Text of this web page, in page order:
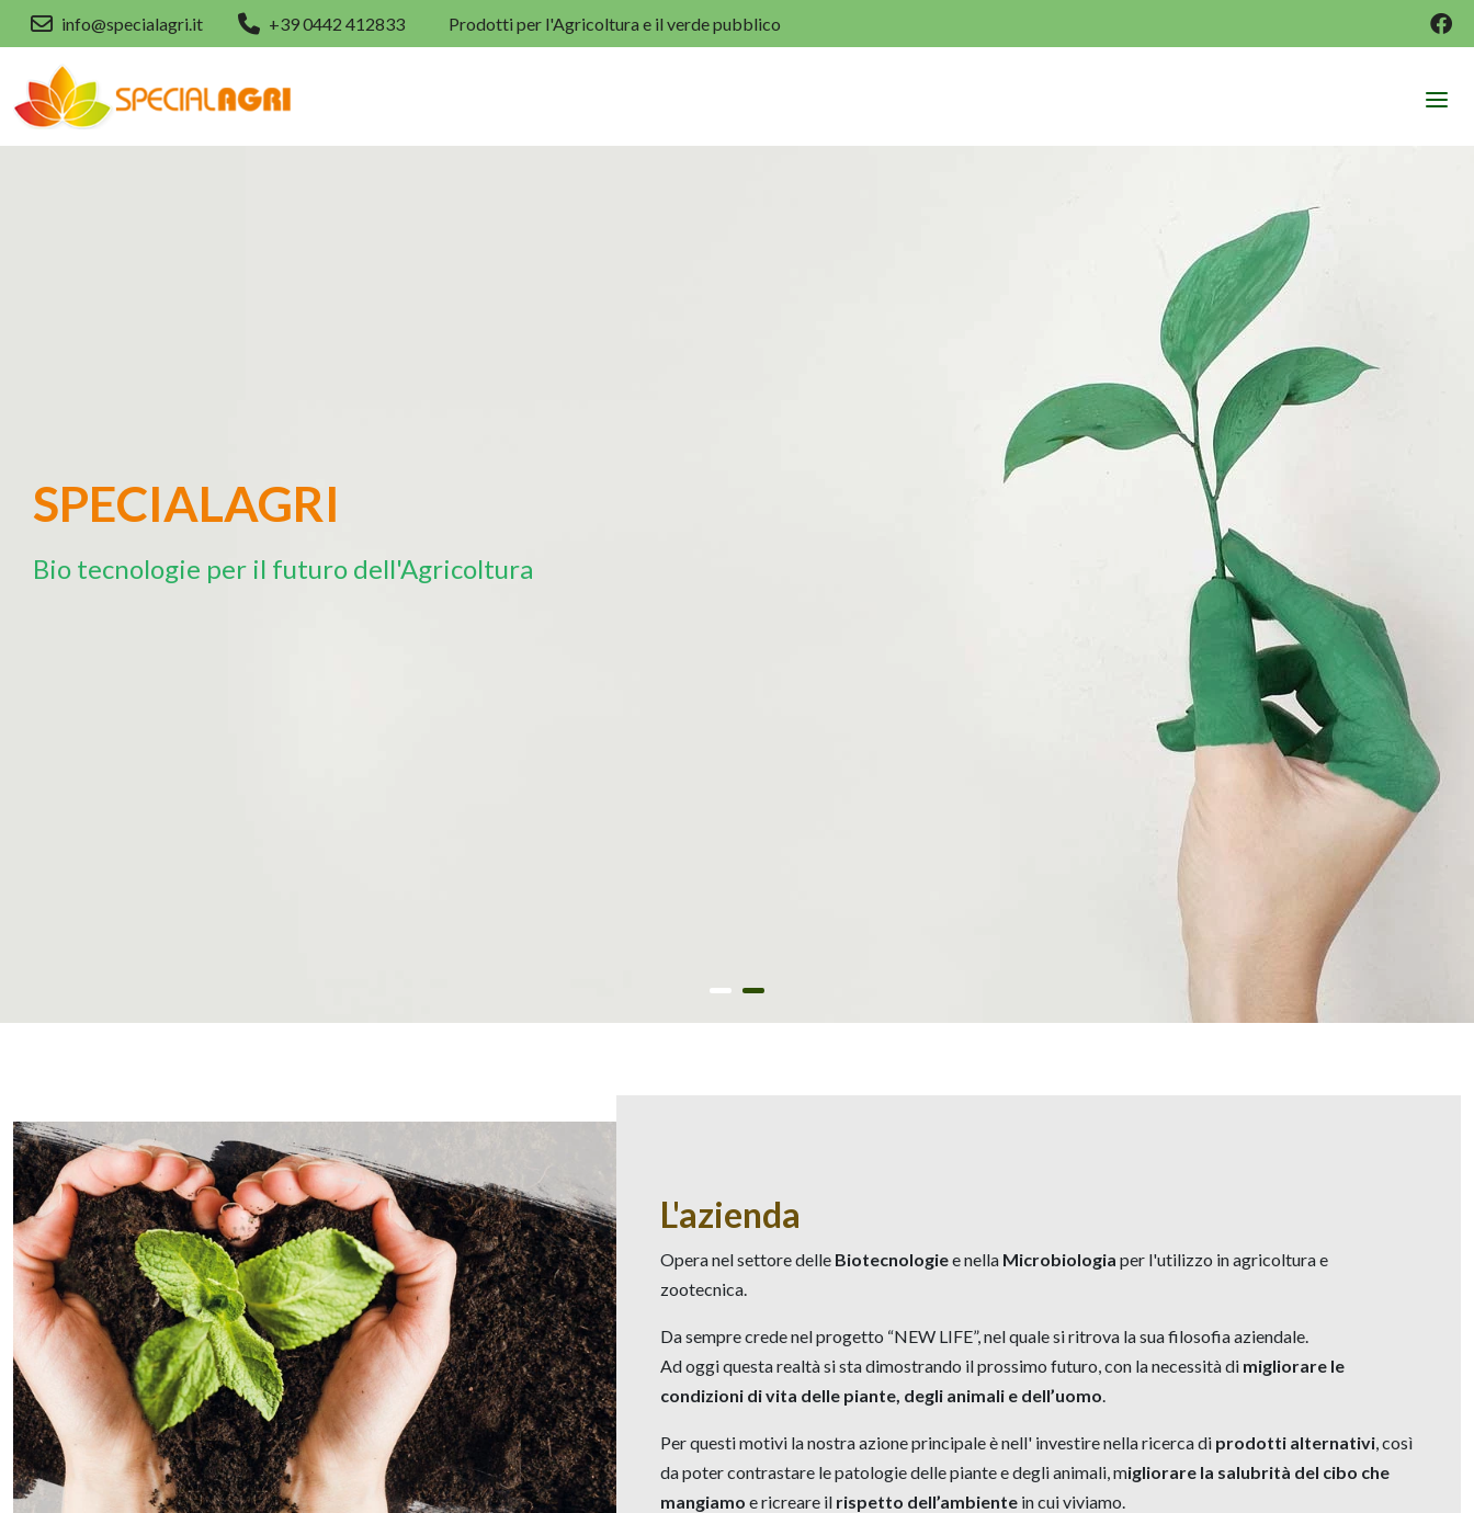
info@specialagri.it +39 0442 412833 Prodotti per l'Agricoltura e il verde pubblico
Rispettiamo la Terra
L'azienda
Opera nel settore delle Biotecnologiee nella Microbiologia per l'utilizzo in agricoltura e
zootecnica.
Da sempre crede nel progetto “NEW LIFE”, nel quale si ritrova la sua filosofia aziendale.
Ad oggi questa realtà si sta dimostrando il prossimo futuro, con la necessità di migliorare le
condizioni di vita delle piante, degli animali e dell’uomo.
Per questi motivi la nostra azione principale è nell' investire nella ricerca di prodotti alternativi, così
da poter contrastare le patologie delle piante e degli animali, migliorare la salubrità del cibo che
mangiamo e ricreare il rispetto dell’ambiente in cui viviamo.